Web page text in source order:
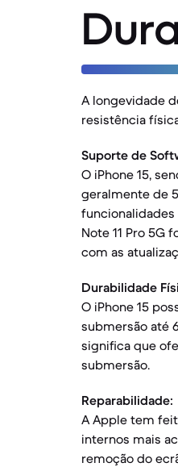
A longevidade
resistência
Suporte de
O iPhone 15,
geralmente de
Note 11 Pro 5G
com as
Durabilidade
O iPhone 15
submersão até
significa que
submersão.
Reparabilidade:
A Apple tem
internos mais
remoção do